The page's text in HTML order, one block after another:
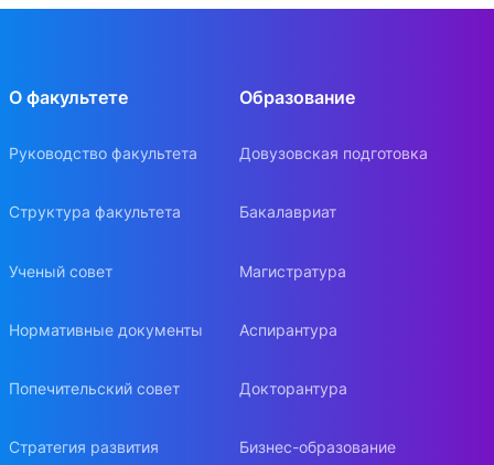
О факультете
Руководство факультета
Структура факультета
Ученый совет
Нормативные документы
Попечительский совет
Стратегия развития
Образование
Довузовская подготовка
Бакалавриат
Магистратура
Аспирантура
Докторантура
Бизнес-образование